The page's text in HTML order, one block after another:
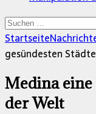
Suchen
nach:
Startseite
gesündesten
Medina eine
der Welt